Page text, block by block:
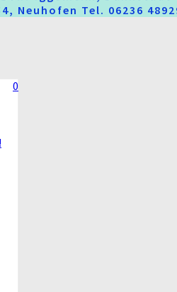
Neuhofen Tel. 06236
0